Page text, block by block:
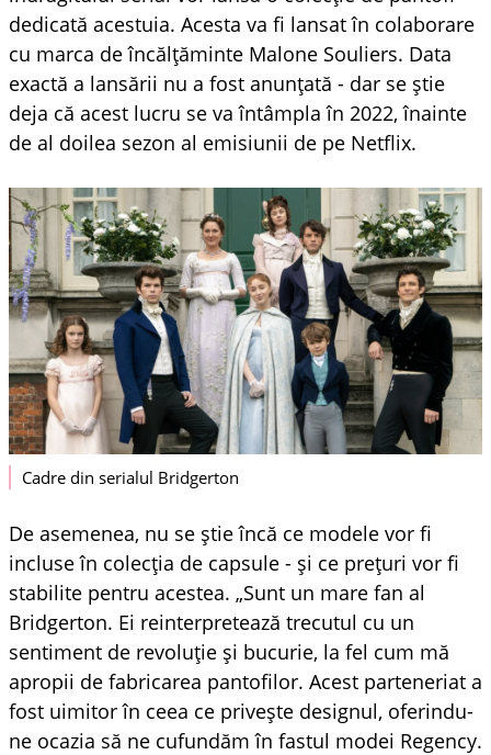
dedicată acestuia. Acesta va fi lansat în colaborare
cu marca de încălțăminte Malone Souliers. Data
exactă a lansării nu a fost anunțată - dar se știe
deja că acest lucru se va întâmpla în 2022, înainte
de al doilea sezon al emisiunii de pe Netflix.
Cadre din serialul Bridgerton
De asemenea, nu se știe încă ce modele vor fi
incluse în colecția de capsule - și ce prețuri vor fi
stabilite pentru acestea. „Sunt un mare fan al
Bridgerton. Ei reinterpretează trecutul cu un
sentiment de revoluție și bucurie, la fel cum mă
apropii de fabricarea pantofilor. Acest parteneriat a
fost uimitor în ceea ce privește designul, oferindu-
ne ocazia să ne cufundăm în fastul modei Regency.